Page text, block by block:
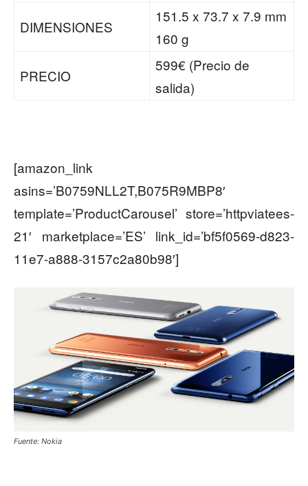
DIMENSIONES
151.5 x 73.7 x 7.9 mm
160 g
PRECIO
599€ (Precio de
salida)
[amazon_link
asins=’B0759NLL2T,B075R9MBP8′
template=’ProductCarousel’ store=’httpviatees-
21′ marketplace=’ES’ link_id=’bf5f0569-d823-
11e7-a888-3157c2a80b98′]
Fuente: Nokia